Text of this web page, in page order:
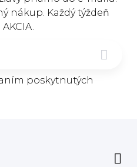
nákup. Každý týždeň

poskytnutých
